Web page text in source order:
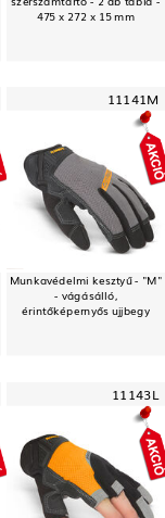
475 x 272 x 15 mm
11141M
Munkavédelmi kesztyű - "M"
- vágásálló,
érintőképernyős ujjbegy
11143L